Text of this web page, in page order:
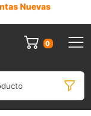
Nuevas
0